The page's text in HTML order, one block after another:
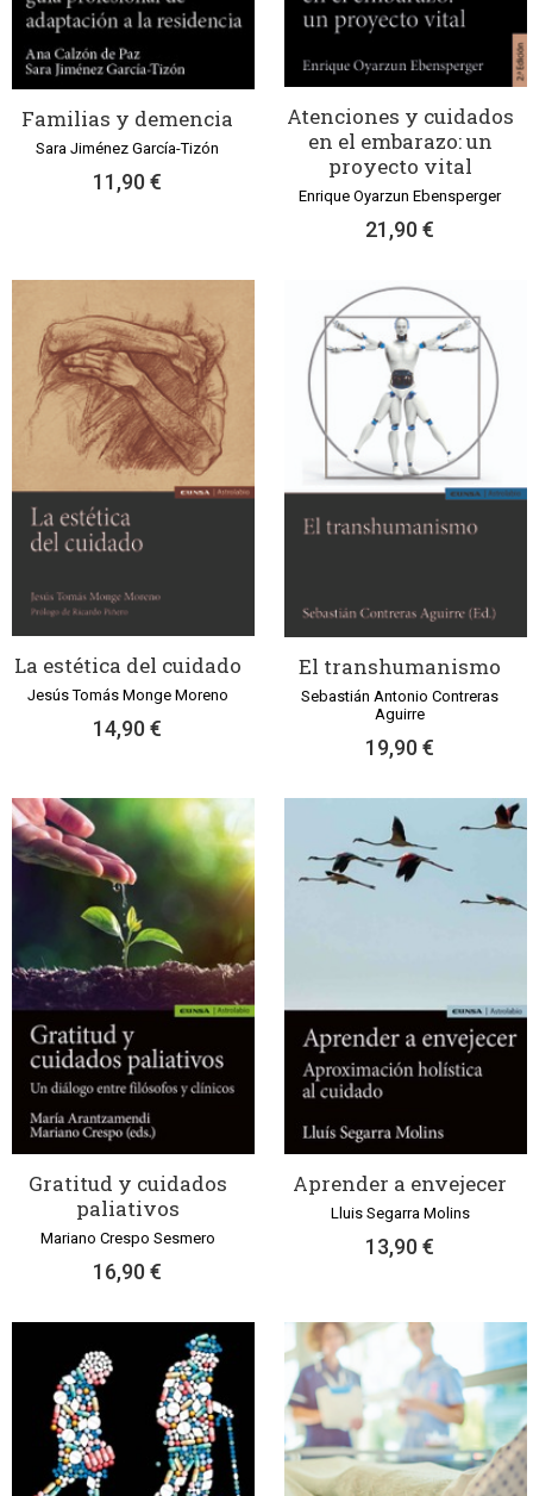
Familias y demencia
Sara Jiménez García-Tizón
11,90 €
Atenciones y cuidados
en el embarazo: un
proyecto vital
Enrique Oyarzun Ebensperger
21,90 €
La estética del cuidado
Jesús Tomás Monge Moreno
14,90 €
El transhumanismo
Sebastián Antonio Contreras
Aguirre
19,90 €
Gratitud y cuidados
paliativos
Mariano Crespo Sesmero
16,90 €
Aprender a envejecer
Lluis Segarra Molins
13,90 €